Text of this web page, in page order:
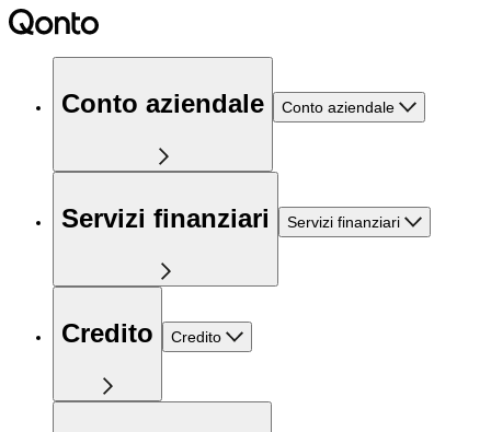
Conto aziendale Conto aziendale
Servizi finanziari Servizi finanziari
Credito Credito